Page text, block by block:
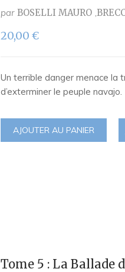
par BOSELLI MAURO
20,00€
Un terrible danger menace la
d’exterminer le peuple
AJOUTER AU PANIER
Tome 5 : La Ballade